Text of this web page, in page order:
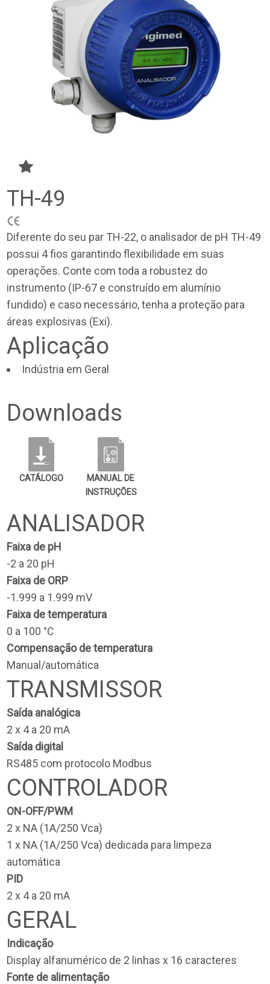
TH-49
Diferente do seu par TH-22, o analisador de pH TH-49
possui 4 fios garantindo flexibilidade em suas
operações. Conte com toda a robustez do
instrumento (IP-67 e construído em alumínio
fundido) e caso necessário, tenha a proteção para
áreas explosivas (Exi).
Aplicação
Indústria em Geral
Downloads
CATÁLOGO
MANUAL DE
INSTRUÇÕES
ANALISADOR
Faixa de pH
-2 a 20 pH
Faixa de ORP
-1.999 a 1.999 mV
Faixa de temperatura
0 a 100 °C
Compensação de temperatura
Manual/automática
TRANSMISSOR
Saída analógica
2 x 4 a 20 mA
Saída digital
RS485 com protocolo Modbus
CONTROLADOR
ON-OFF/PWM
2 x NA (1A/250 Vca)
1 x NA (1A/250 Vca) dedicada para limpeza
automática
PID
2 x 4 a 20 mA
GERAL
Indicação
Display alfanumérico de 2 linhas x 16 caracteres
Fonte de alimentação